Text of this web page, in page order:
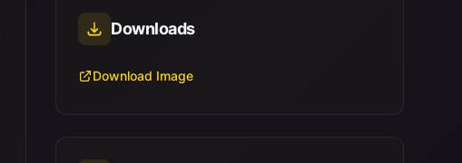
Downloads
Download Image